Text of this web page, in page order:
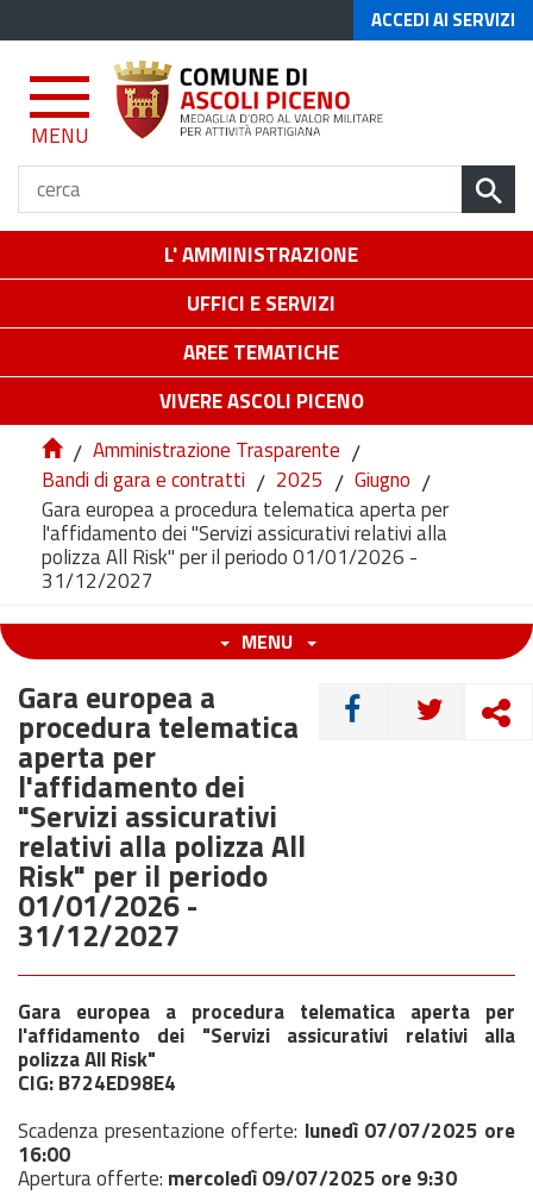
ACCEDI AI SERVIZI
MENU
L' AMMINISTRAZIONE
UFFICI E SERVIZI
AREE TEMATICHE
VIVERE ASCOLI PICENO
/ Amministrazione Trasparente /
Bandi di gara e contratti / 2025 / Giugno /
Gara europea a procedura telematica aperta per
l'affidamento dei "Servizi assicurativi relativi alla
polizza All Risk" per il periodo 01/01/2026 -
31/12/2027
MENU
CONDIVIDI
Gara europea a
procedura telematica
aperta per
l'affidamento dei
"Servizi assicurativi
relativi alla polizza All
Risk" per il periodo
01/01/2026 -
31/12/2027
Gara europea a procedura telematica aperta per
l'affidamento dei "Servizi assicurativi relativi alla
polizza All Risk"
CIG: B724ED98E4
Scadenza presentazione offerte: lunedì 07/07/2025 ore
16:00
Apertura offerte: mercoledì09/07/2025 ore 9:30